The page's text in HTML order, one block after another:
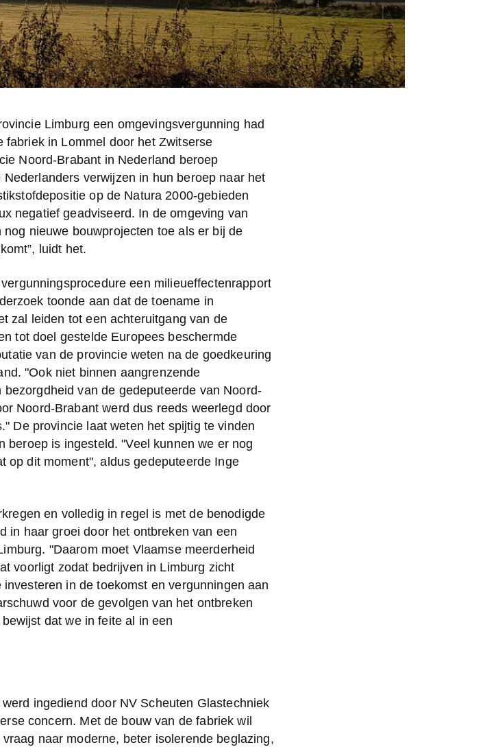
Limburg een omgevingsvergunning had
in Lommel door het Zwitserse
Noord-Brabant in Nederland beroep
verwijzen in hun beroep naar het
op de Natura 2000-gebieden
negatief geadviseerd. In de omgeving van
nieuwe bouwprojecten toe als er bij de
luidt het.
een milieueffectenrapport
toonde aan dat de toename in
zal leiden tot een achteruitgang van de
tot doel gestelde Europees beschermde
van de provincie weten na de goedkeuring
"Ook niet binnen aangrenzende
van de gedeputeerde van Noord-
Noord-Brabant werd dus reeds weerlegd door
De provincie laat weten het spijtig te vinden
beroep is ingesteld. "Veel kunnen we er nog
op dit moment", aldus gedeputeerde Inge
en volledig in regel is met de benodigde
in haar groei door het ontbreken van een
"Daarom moet Vlaamse meerderheid
voorligt zodat bedrijven in Limburg zicht
in de toekomst en vergunningen aan
voor de gevolgen van het ontbreken
dat we in feite al in een
ingediend door NV Scheuten Glastechniek
concern. Met de bouw van de fabriek wil
naar moderne, beter isolerende beglazing,